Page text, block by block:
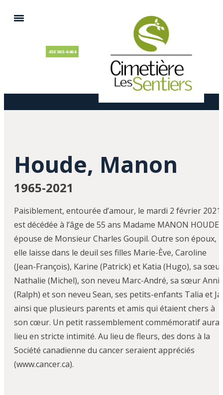
450 565-6464
Houde, Manon
1965-2021
Paisiblement, entourée d’amour, le mardi 2 février 2021,
est décédée à l’âge de 55 ans Madame MANON HOUDE,
épouse de Monsieur Charles Goupil. Outre son époux,
elle laisse dans le deuil ses filles Marie-Ève, Caroline
(Jean-François), Karine (Patrick) et Katia (Hugo), sa sœur
Nathalie (Michel), son neveu Marc-André, sa sœur
(Ralph) et son neveu Sean, ses petits-enfants Talia et
ainsi que plusieurs parents et amis qui étaient chers à
son cœur. Un petit rassemblement commémoratif aura
lieu en stricte intimité. Au lieu de fleurs, des dons à la
Société canadienne du cancer seraient appréciés
(www.cancer.ca).